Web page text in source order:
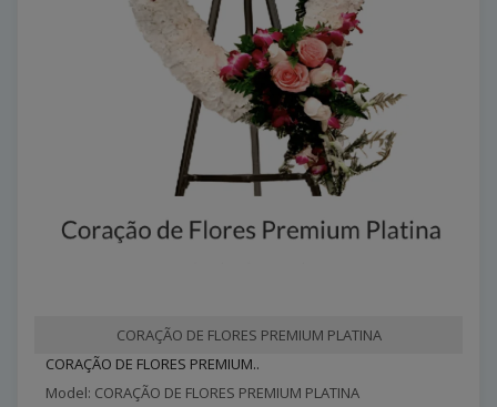
CORAÇÃO DE FLORES PREMIUM PLATINA
CORAÇÃO DE FLORES PREMIUM..
Model: CORAÇÃO DE FLORES PREMIUM PLATINA